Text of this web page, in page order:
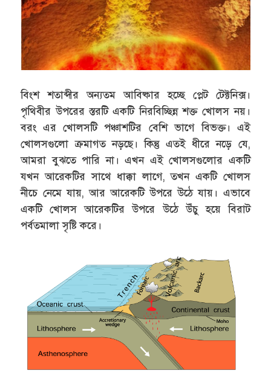
বিংশ শতাব্দীর অন্যতম আবিষ্কার হচ্ছে প্লেট টেক্টনিক্স।
পৃথিবীর উপরের স্তরটি একটি নিরবিচ্ছিন্ন শক্ত খোলস নয়।
বরং এর খোলসটি পঞ্চাশটির বেশি ভাগে বিভক্ত। এই
খোলসগুলো ক্রমাগত নড়ছে। কিন্তু এতই ধীরে নড়ে যে,
আমরা বুঝতে পারি না। এখন এই খোলসগুলোর একটি
যখন আরেকটির সাথে ধাক্কা লাগে, তখন একটি খোলস
নীচে নেমে যায়, আর আরেকটি উপরে উঠে যায়। এভাবে
একটি খোলস আরেকটির উপরে উঠে উঁচু হয়ে বিরাট
পর্বতমালা সৃষ্টি করে।